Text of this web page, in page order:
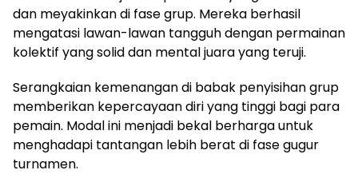
dan meyakinkan di fase grup. Mereka berhasil
mengatasi lawan-lawan tangguh dengan permainan
kolektif yang solid dan mental juara yang teruji.
Serangkaian kemenangan di babak penyisihan grup
memberikan kepercayaan diri yang tinggi bagi para
pemain. Modal ini menjadi bekal berharga untuk
menghadapi tantangan lebih berat di fase gugur
turnamen.